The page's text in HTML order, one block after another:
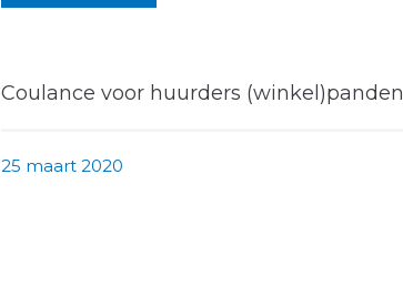
Coulance voor huurders (winkel)panden
25 maart 2020